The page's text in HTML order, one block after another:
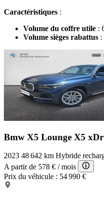
Caractéristiques :
Volume du coffre utile :
Volume sièges rabattus :
Bmw X5 Lounge X5
2023 48 642 km Hybride
A partir de 578 € / mois
Prix du véhicule : 54 990 €